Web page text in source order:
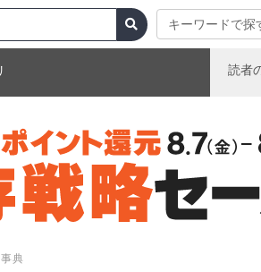
キーワードで探
読者
典